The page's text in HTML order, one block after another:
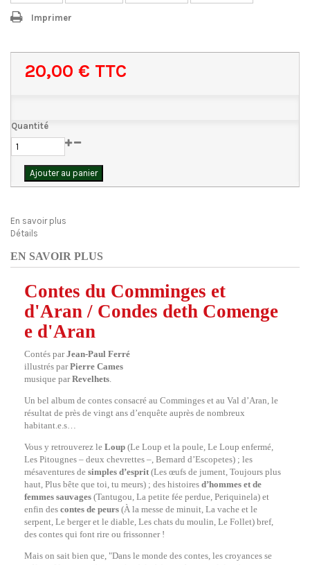
Imprimer
20,00 € TTC
Quantité
Ajouter au panier
En savoir plus
Détails
EN SAVOIR PLUS
Contes du Comminges et
d'Aran / Condes deth Comenge
e d'Aran
Contés parJean-Paul Ferré
illustrés parPierre Cames
musique parRevelhets.
Un bel album de contes consacré au Comminges et au Val d’Aran, le
résultat de près de vingt ans d’enquête auprès de nombreux
habitant.e.s…
Vous y retrouverez le Loup (Le Loup et la poule, Le Loup enfermé,
Les Pitougnes – deux chevrettes –, Bernard d’Escopetes) ; les
mésaventures de simples d’esprit (Les œufs de jument, Toujours plus
haut, Plus bête que toi, tu meurs) ; des histoires d’hommes et de
femmes sauvages (Tantugou, La petite fée perdue, Periquinela) et
enfin des contes de peurs (À la messe de minuit, La vache et le
serpent, Le berger et le diable, Les chats du moulin, Le Follet) bref,
des contes qui font rire ou frissonner !
Mais on sait bien que, "Dans le monde des contes, les croyances se